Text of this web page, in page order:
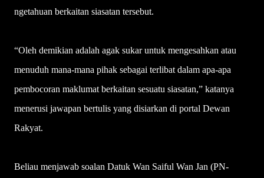
ngetahuan berkaitan siasatan tersebut.
“Oleh demikian adalah agak sukar untuk mengesahkan atau
menuduh mana-mana pihak sebagai terlibat dalam apa-apa
pembocoran maklumat berkaitan sesuatu siasatan,” katanya
menerusi jawapan bertulis yang disiarkan di portal Dewan
Rakyat.
Beliau menjawab soalan Datuk Wan Saiful Wan Jan (PN-